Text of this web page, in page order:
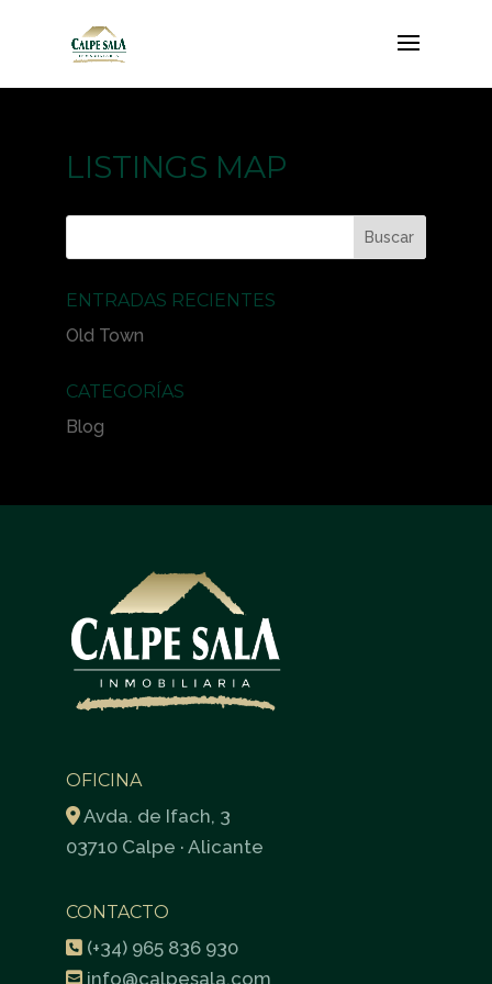
LISTINGS MAP
ENTRADAS RECIENTES
Old Town
CATEGORÍAS
Blog
OFICINA
Avda. de Ifach, 3
03710 Calpe · Alicante
CONTACTO
(+34) 965 836 930
info@calpesala.com